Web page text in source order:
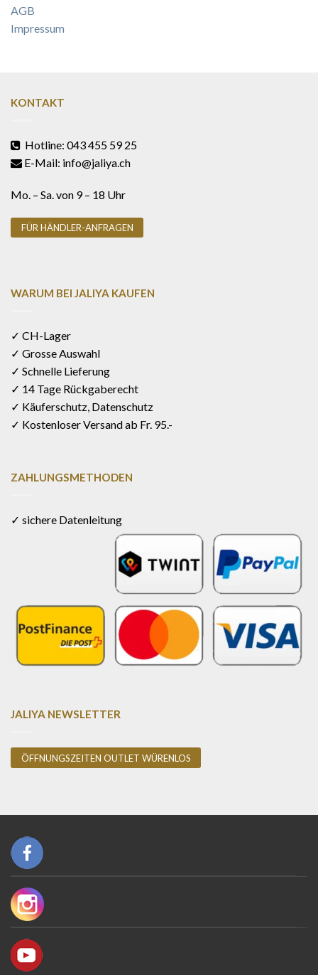
AGB
Impressum
KONTAKT
Hotline: 043 455 59 25
E-Mail: info@jaliya.ch
Mo. – Sa. von 9 – 18 Uhr
FÜR HÄNDLER-ANFRAGEN
WARUM BEI JALIYA KAUFEN
✓ CH-Lager
✓ Grosse Auswahl
✓ Schnelle Lieferung
✓ 14 Tage Rückgaberecht
✓ Käuferschutz, Datenschutz
✓ Kostenloser Versand ab Fr. 95.-
ZAHLUNGSMETHODEN
✓ sichere Datenleitung
JALIYA NEWSLETTER
ÖFFNUNGSZEITEN OUTLET WÜRENLOS